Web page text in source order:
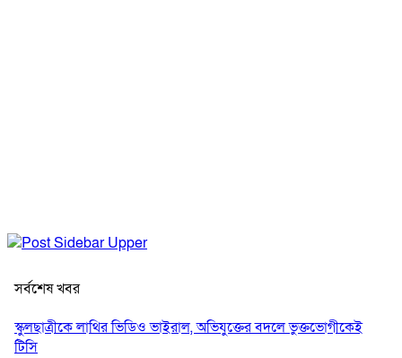
সর্বশেষ খবর
স্কুলছাত্রীকে লাথির ভিডিও ভাইরাল, অভিযুক্তের বদলে ভুক্তভোগীকেই
টিসি